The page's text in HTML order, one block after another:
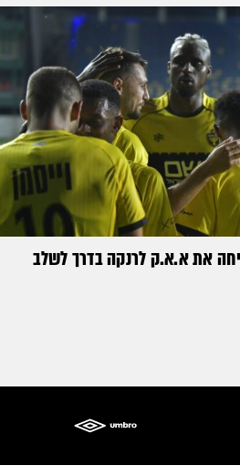
את א.א.ק לרנקה בדרך לשלב